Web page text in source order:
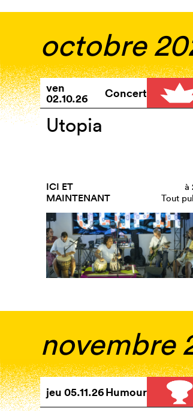
octobre
ven
02.10.26 Concert
Utopia
ICI ET
MAINTENANT
à
Tout
novembre
jeu05.11.26Humour